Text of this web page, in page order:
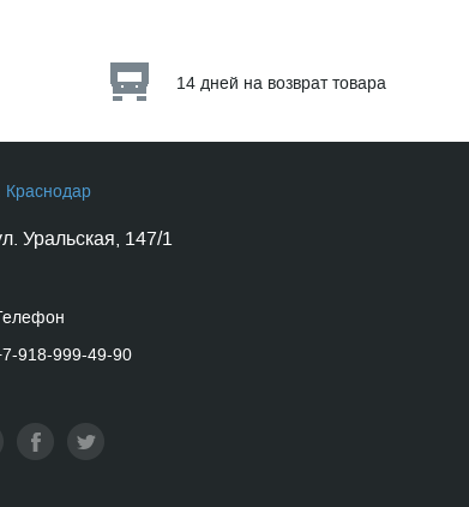
14 дней на возврат товара
Краснодар
Уральская, 147/1
918-999-49-90